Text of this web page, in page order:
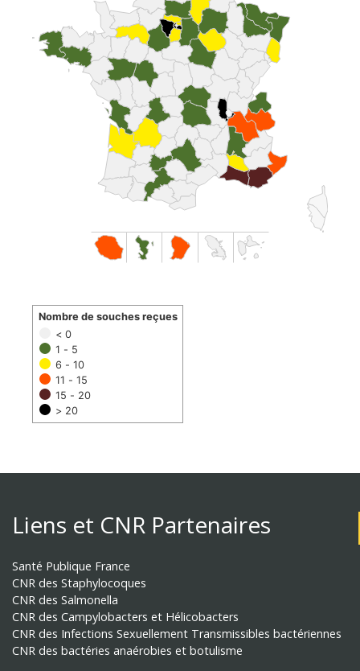
< 0
1 - 5
6 - 10
11 - 15
15 - 20
> 20
Nombre de souches reçues
Liens et CNR Partenaires
Santé Publique France
CNR des Staphylocoques
CNR des Salmonella
CNR des Campylobacters et Hélicobacters
CNR des Infections Sexuellement Transmissibles bactériennes
CNR des bactéries anaérobies et botulisme